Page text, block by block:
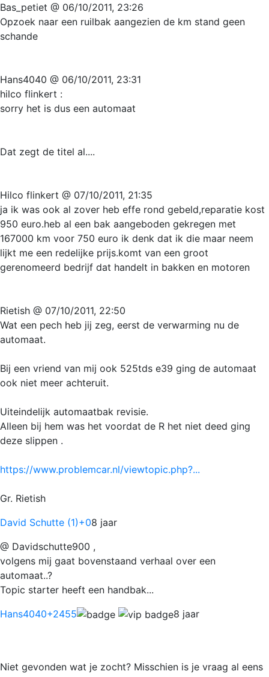
Bas_petiet @ 06/10/2011, 23:26
Opzoek naar een ruilbak aangezien de km stand geen
schande
Hans4040 @ 06/10/2011, 23:31
hilco flinkert :
sorry het is dus een automaat
Dat zegt de titel al....
Hilco flinkert @ 07/10/2011, 21:35
ja ik was ook al zover heb effe rond gebeld,reparatie kost
950 euro.heb al een bak aangeboden gekregen met
167000 km voor 750 euro ik denk dat ik die maar neem
lijkt me een redelijke prijs.komt van een groot
gerenomeerd bedrijf dat handelt in bakken en motoren
Rietish @ 07/10/2011, 22:50
Wat een pech heb jij zeg, eerst de verwarming nu de
automaat.
Bij een vriend van mij ook 525tds e39 ging de automaat
ook niet meer achteruit.
Uiteindelijk automaatbak revisie.
Alleen bij hem was het voordat de R het niet deed ging
deze slippen .
https://www.problemcar.nl/viewtopic.php?...
Gr. Rietish
David Schutte (1)+08 jaar
@ Davidschutte900 ,
volgens mij gaat bovenstaand verhaal over een
automaat..?
Topic starter heeft een handbak...
Hans4040+2455 8 jaar
Niet gevonden wat je zocht? Misschien is je vraag al eens